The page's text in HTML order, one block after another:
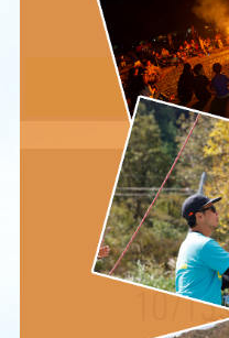
7月16
詳細・
Star
マ
10/